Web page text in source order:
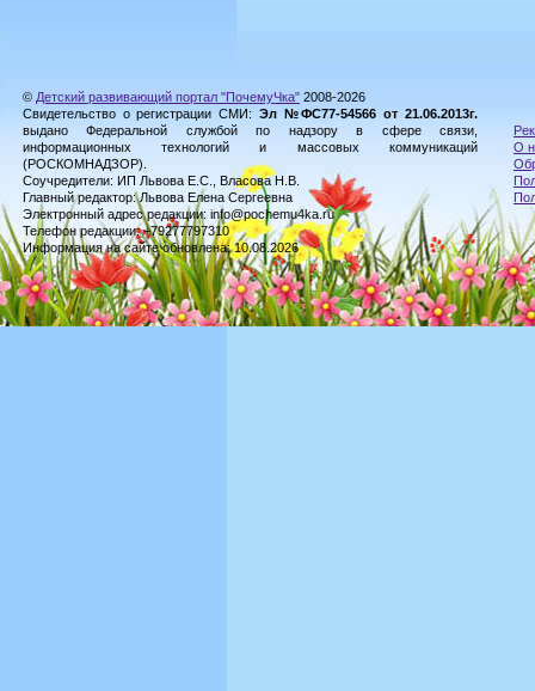
© Детский развивающий портал "ПочемуЧка" 2008-2026
Свидетельство о регистрации СМИ: Эл №ФС77-54566 от 21.06.2013г.
выдано Федеральной службой по надзору в сфере связи,
информационных технологий и массовых коммуникаций
(РОСКОМНАДЗОР).
Соучредители: ИП Львова Е.С., Власова Н.В.
Главный редактор: Львова Елена Сергеевна
Электронный адрес редакции: info@pochemu4ka.ru
Телефон редакции: +79277797310
Информация на сайте обновлена: 10.08.2026
О